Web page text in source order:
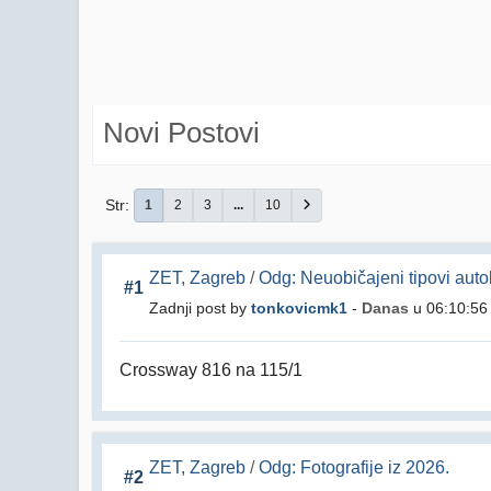
Novi Postovi
Str 1 2 3 ... 10
#1
ZET, Zagreb /Odg: Neuobičajeni tipovi
Zadnji post by tonkovicmk1 - Danas u 06:10:56
Crossway 816 na 115/1
#2
ZET, Zagreb /Odg: Fotografije iz 2026.